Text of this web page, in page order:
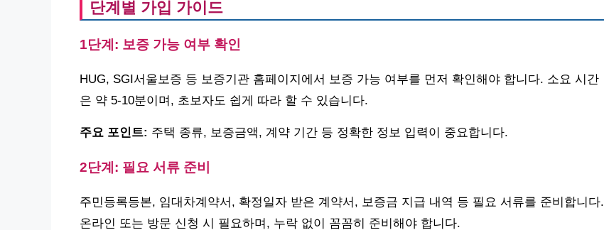
단계별 가입 가이드
1단계: 보증 가능 여부 확인
HUG, SGI서울보증 등 보증기관 홈페이지에서 보증 가능 여부를 먼저 확인해야 합니다. 소요 시간
은 약 5-10분이며, 초보자도 쉽게 따라 할 수 있습니다.
주요 포인트: 주택 종류, 보증금액, 계약 기간 등 정확한 정보 입력이 중요합니다.
2단계: 필요 서류 준비
주민등록등본, 임대차계약서, 확정일자 받은 계약서, 보증금 지급 내역 등 필요 서류를 준비합니다.
온라인 또는 방문 신청 시 필요하며, 누락 없이 꼼꼼히 준비해야 합니다.